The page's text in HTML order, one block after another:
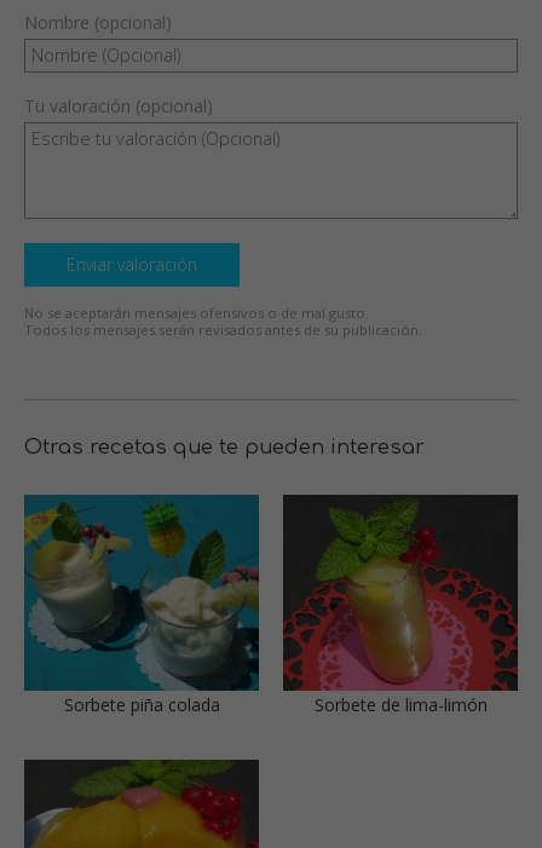
Nombre (opcional)
Tu valoración (opcional)
Enviar valoración
No se aceptarán mensajes ofensivos o de mal gusto.
Todos los mensajes serán revisados antes de su publicación.
Otras recetas que te pueden interesar
Sorbete piña colada Sorbete de lima-limón